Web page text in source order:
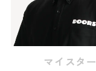
マイスター